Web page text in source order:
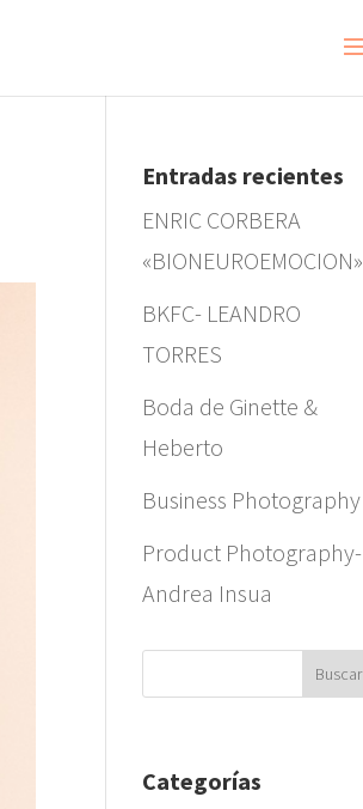
Entradas recientes
ENRIC CORBERA
«BIONEUROEMOCION»
BKFC- LEANDRO
TORRES
Boda de Ginette &
Heberto
Business Photography
Product Photography-
Andrea Insua
Categorías